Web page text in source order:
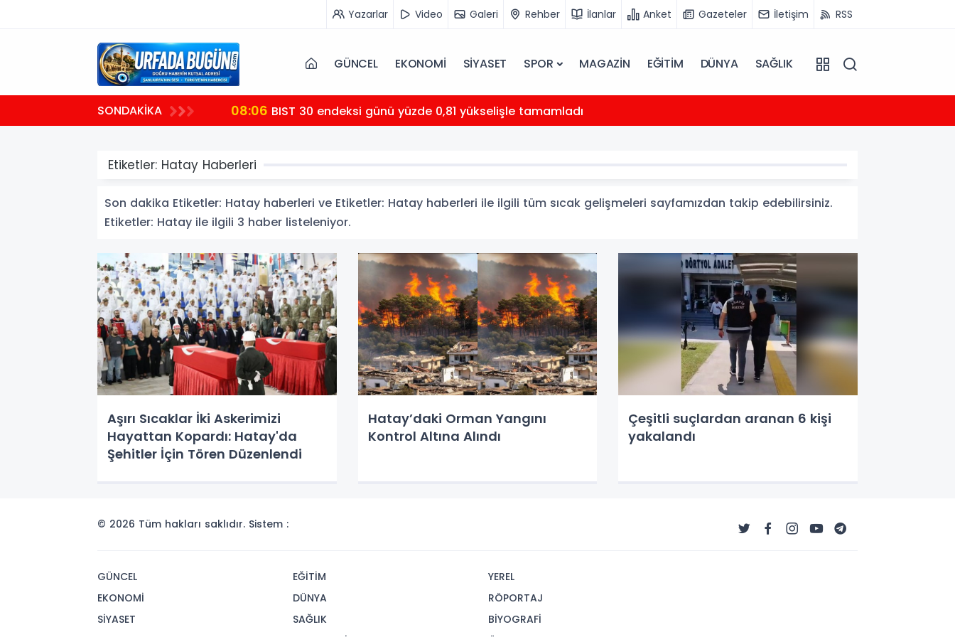
Yazarlar Video Galeri Rehber İlanlar Anket Gazeteler İletişim RSS
GÜNCEL EKONOMİ SİYASET SPOR MAGAZİN EĞİTİM DÜNYA SAĞLIK
SONDAKİKA 08:06 BIST 30 endeksi günü yüzde 0,81 yükselişle tamamladı
Etiketler: Hatay Haberleri
Son dakika Etiketler: Hatay haberleri ve Etiketler: Hatay haberleri ile ilgili tüm sıcak gelişmeleri sayfamızdan takip edebilirsiniz.
Etiketler: Hatay ile ilgili 3 haber listeleniyor.
Aşırı Sıcaklar İki Askerimizi
Hayattan Kopardı: Hatay'da
Şehitler İçin Tören Düzenlendi
Hatay’daki Orman Yangını
Kontrol Altına Alındı
Çeşitli suçlardan aranan 6 kişi
yakalandı
© 2026 Tüm hakları saklıdır. Sistem :
GÜNCEL
EKONOMİ
SİYASET
EĞİTİM
DÜNYA
SAĞLIK
YEREL
RÖPORTAJ
BİYOGRAFİ